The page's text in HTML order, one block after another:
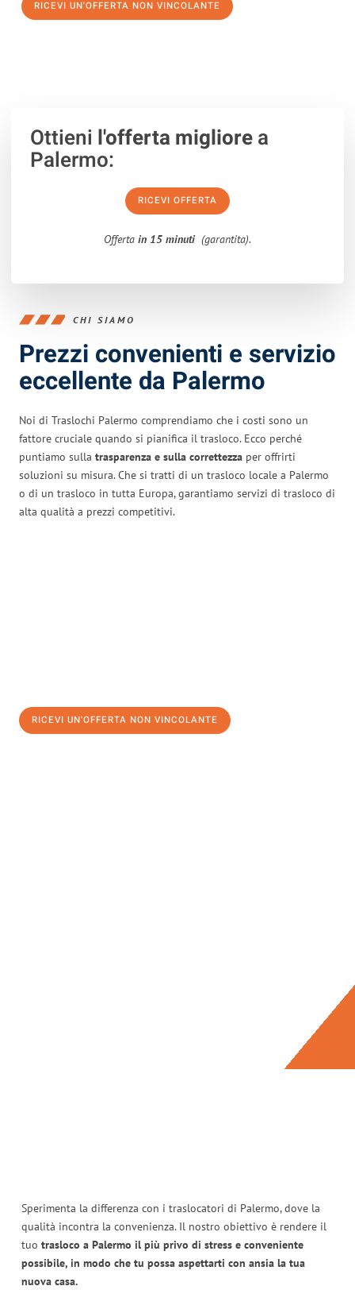
RICEVI UN'OFFERTA NON VINCOLANTE
Ottieni l'offerta migliorea
Palermo:
RICEVI OFFERTA
Offerta in 15 minuti (garantita).
CHI SIAMO
Prezzi convenienti e servizio
eccellente da Palermo
Noi di Traslochi Palermo comprendiamo che i costi sono un
fattore cruciale quando si pianifica il trasloco. Ecco perché
puntiamo sulla trasparenza e sulla correttezza per offrirti
soluzioni su misura. Che si tratti di un trasloco locale a Palermo
o di un trasloco in tutta Europa, garantiamo servizi di trasloco di
alta qualità a prezzi competitivi.
RICEVI UN'OFFERTA NON VINCOLANTE
Sperimenta la differenza con i traslocatori di Palermo, dove la
qualità incontra la convenienza. Il nostro obiettivo è rendere il
tuo trasloco a Palermo il più privo di stress e conveniente
possibile, in modo che tu possa aspettarti con ansia la tua
nuova casa.